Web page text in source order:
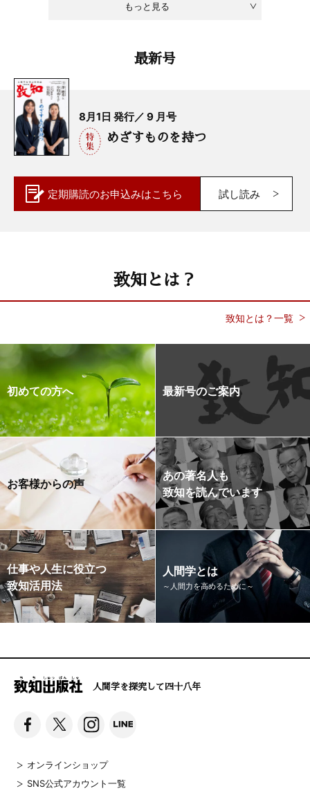
もっと見る
最新号
8月1日 発行／ 9 月号
めざすものを持つ
定期購読のお申込みはこちら 試し読み
致知とは？
致知とは？一覧
初めての方へ 最新号のご案内
お客様からの声
あの著名人も
致知を読んでいます
仕事や人生に役立つ
致知活用法
人間学とは
～人間力を高めるために～
人間学を探究して四十八年
オンラインショップ
SNS公式アカウント一覧